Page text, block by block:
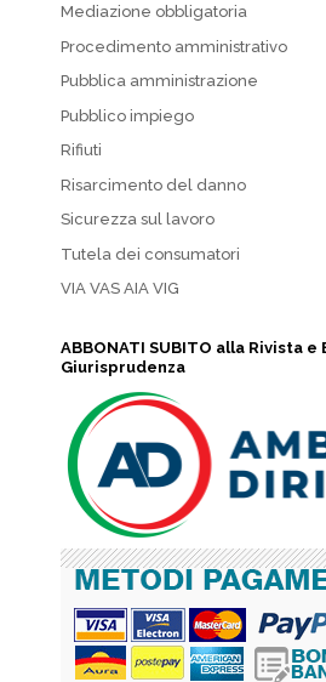
Mediazione obbligatoria
Procedimento amministrativo
Pubblica amministrazione
Pubblico impiego
Rifiuti
Risarcimento del danno
Sicurezza sul lavoro
Tutela dei consumatori
VIA VAS AIA VIG
ABBONATI SUBITO alla Rivista e
Giurisprudenza